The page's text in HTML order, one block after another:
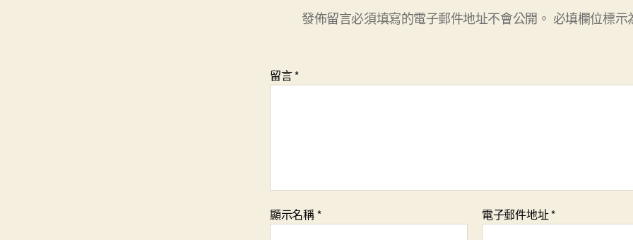
發佈留言必須填寫的電子郵件地址不會公開。 必填欄位標
留言*
顯示名稱* 電子郵件地址*